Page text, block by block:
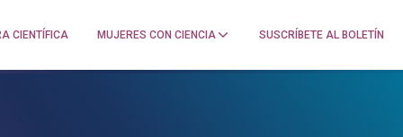
CIENTÍFICA MUJERES CON CIENCIA SUSCRÍBETE AL BOLETÍN